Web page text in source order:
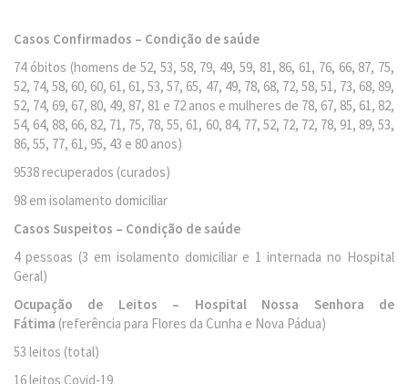
Casos Confirmados – Condição de saúde
74 óbitos (homens de 52, 53, 58, 79, 49, 59, 81, 86, 61, 76, 66, 87, 75,
52, 74, 58, 60, 60, 61, 61, 53, 57, 65, 47, 49, 78, 68, 72, 58, 51, 73, 68, 89,
52, 74, 69, 67, 80, 49, 87, 81 e 72 anos e mulheres de 78, 67, 85, 61, 82,
54, 64, 88, 66, 82, 71, 75, 78, 55, 61, 60, 84, 77, 52, 72, 72, 78, 91, 89, 53,
86, 55, 77, 61, 95, 43 e 80 anos)
9538 recuperados (curados)
98 em isolamento domiciliar
Casos Suspeitos – Condição de saúde
4 pessoas (3 em isolamento domiciliar e 1 internada no Hospital
Geral)
Ocupação de Leitos – Hospital Nossa Senhora de
Fátima (referência para Flores da Cunha e Nova Pádua)
53 leitos (total)
16 leitos Covid-19